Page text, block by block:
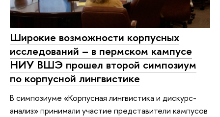
Широкие возможности корпусных
исследований – в пермском кампусе
НИУ ВШЭ прошел второй симпозиум
по корпусной лингвистике
В симпозиуме «Корпусная лингвистика и дискурс-
анализ» принимали участие представители кампусов